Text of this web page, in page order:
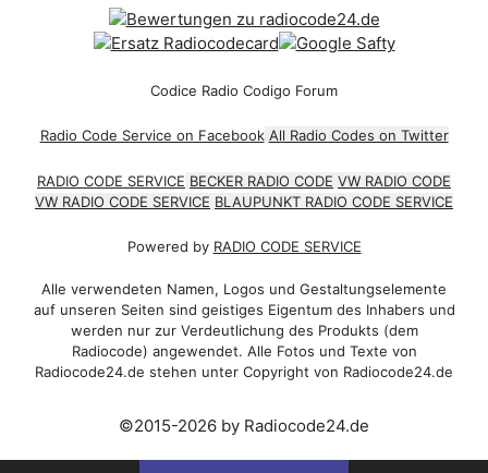
Codice Radio Codigo Forum
Radio Code Service on Facebook All Radio Codes on Twitter
RADIO CODE SERVICE BECKER RADIO CODE VW RADIO CODE
VW RADIO CODE SERVICE BLAUPUNKT RADIO CODE SERVICE
Powered by RADIO CODE SERVICE
Alle verwendeten Namen, Logos und Gestaltungselemente
auf unseren Seiten sind geistiges Eigentum des Inhabers und
werden nur zur Verdeutlichung des Produkts (dem
Radiocode) angewendet. Alle Fotos und Texte von
Radiocode24.de stehen unter Copyright von Radiocode24.de
©2015-2026 by Radiocode24.de